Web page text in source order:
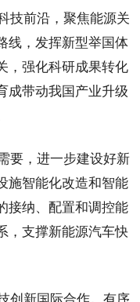
技前沿，聚焦能源关
线，发挥新型举国体
，强化科研成果转化
成带动我国产业升级
要，进一步建设好新
施智能化改造和智能
接纳、配置和调控能
，支撑新能源汽车快